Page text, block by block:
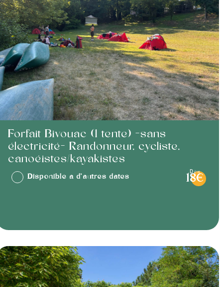
Forfait Bivouac (1 tente) -sans
électricité- Randonneur, cycliste,
canoéistes/kayakistes
Disponible à d'autres dates
dès
18€